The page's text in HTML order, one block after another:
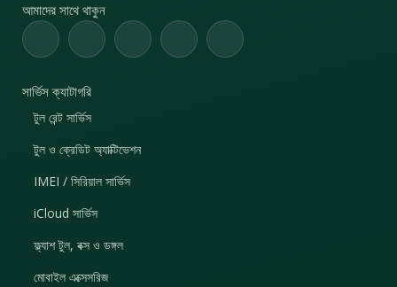
আমাদের সাথে থাকুন
সার্ভিস ক্যাটাগরি
টুল রেন্ট সার্ভিস
টুল ও ক্রেডিট অ্যাক্টিভেশন
IMEI / সিরিয়াল সার্ভিস
iCloud সার্ভিস
ফ্ল্যাশ টুল, বক্স ও ডঙ্গল
মোবাইল এক্সেসরিজ